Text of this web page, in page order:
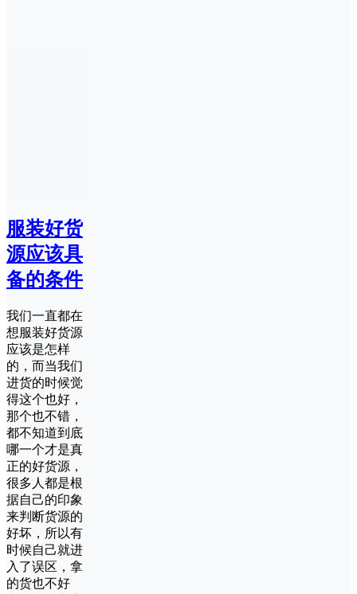
服装好货
源应该具
备的条件
我们一直都在
想服装好货源
应该是怎样
的，而当我们
进货的时候觉
得这个也好，
那个也不错，
都不知道到底
哪一个才是真
正的好货源，
很多人都是根
据自己的印象
来判断货源的
好坏，所以有
时候自己就进
入了误区，拿
的货也不好